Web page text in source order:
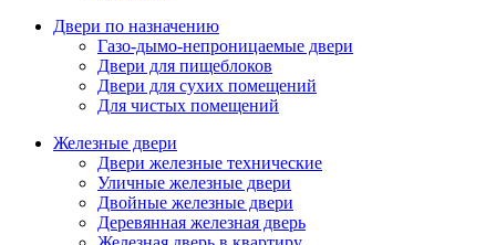
Двери по назначению
Газо-дымо-непроницаемые двери
Двери для пищеблоков
Двери для сухих помещений
Для чистых помещений
Железные двери
Двери железные технические
Уличные железные двери
Двойные железные двери
Деревянная железная дверь